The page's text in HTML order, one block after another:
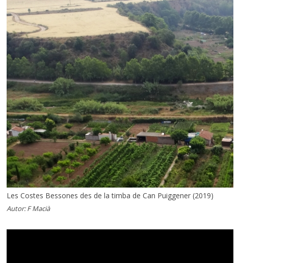
Les Costes Bessones des de la timba de Can Puiggener (2019)
Autor:F Macià